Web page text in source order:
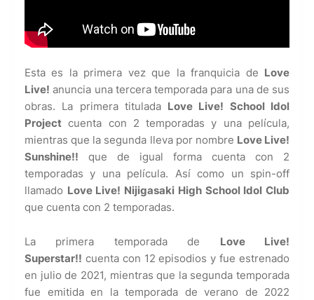
Esta es la primera vez que la franquicia de Love
Live! anuncia una tercera temporada para una de sus
obras. La primera titulada Love Live! School Idol
Project cuenta con 2 temporadas y una película,
mientras que la segunda lleva por nombre Love Live!
Sunshine!! que de igual forma cuenta con 2
temporadas y una película. Así como un spin-off
llamado Love Live! Nijigasaki High School Idol Club
que cuenta con 2 temporadas.
La primera temporada de Love Live!
Superstar!! cuenta con 12 episodios y fue estrenado
en julio de 2021, mientras que la segunda temporada
fue emitida en la temporada de verano de 2022